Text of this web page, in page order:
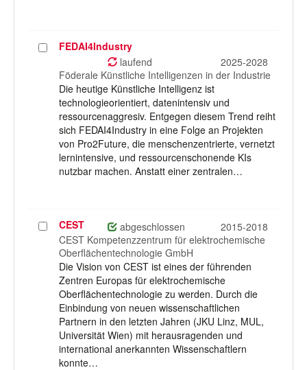
ProjektFEDAI4Industry
laufend
2025-2028
Föderale Künstliche Intelligenzen in der Industrie
Die heutige Künstliche Intelligenz ist
technologieorientiert, datenintensiv und
ressourcenaggresiv. Entgegen diesem Trend reiht
sich FEDAI4Industry in eine Folge an Projekten
von Pro2Future, die menschenzentrierte, vernetzt
lernintensive, und ressourcenschonende KIs
nutzbar machen. Anstatt einer zentralen…
Projekt
auswählen
CEST abgeschlossen
2015-2018
CEST Kompetenzzentrum für elektrochemische
Oberflächentechnologie GmbH
Die Vision von CEST ist eines der führenden
Zentren Europas für elektrochemische
Oberflächentechnologie zu werden. Durch die
Einbindung von neuen wissenschaftlichen
Partnern in den letzten Jahren (JKU Linz, MUL,
Universität Wien) mit herausragenden und
international anerkannten Wissenschaftlern
konnte…